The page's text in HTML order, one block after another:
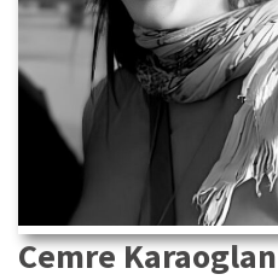
Cemre Karaoglan